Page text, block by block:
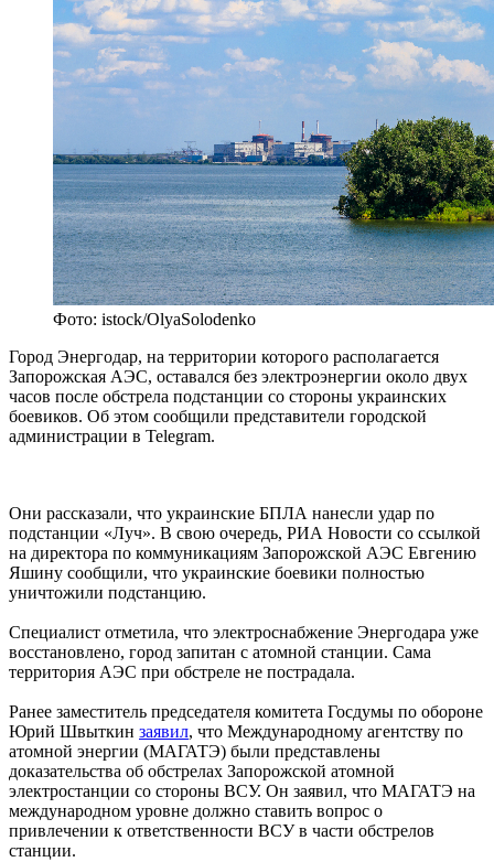
Фото: istock/OlyaSolodenko
Город Энергодар, на территории которого располагается
Запорожская АЭС, оставался без электроэнергии около двух
часов после обстрела подстанции со стороны украинских
боевиков. Об этом сообщили представители городской
администрации в Telegram.
Они рассказали, что украинские БПЛА нанесли удар по
подстанции «Луч». В свою очередь, РИА Новости со ссылкой
на директора по коммуникациям Запорожской АЭС Евгению
Яшину сообщили, что украинские боевики полностью
уничтожили подстанцию.
Специалист отметила, что электроснабжение Энергодара уже
восстановлено, город запитан с атомной станции. Сама
территория АЭС при обстреле не пострадала.
Ранее заместитель председателя комитета Госдумы по обороне
Юрий Швыткин заявил, что Международному агентству по
атомной энергии (МАГАТЭ) были представлены
доказательства об обстрелах Запорожской атомной
электростанции со стороны ВСУ. Он заявил, что МАГАТЭ на
международном уровне должно ставить вопрос о
привлечении к ответственности ВСУ в части обстрелов
станции.